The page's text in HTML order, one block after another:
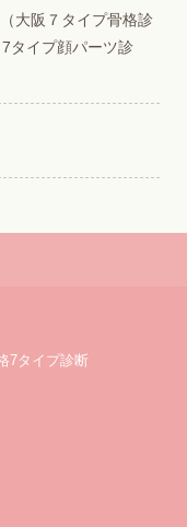
大阪７タイプ骨格診
タイプ顔パーツ診
7タイプ診断